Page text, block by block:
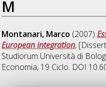
M
Montanari, Marco (2007)
European integration,
Studiorum Università di
Economia, 19 Ciclo. DOI